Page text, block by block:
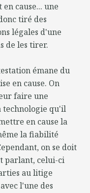
cause... une
tiré des
légales d'une
de les tirer.
émane du
en cause. On
faire une
qu'il
en cause la
la fiabilité
on se doit
parlant, celui-ci
au litige
l'une des